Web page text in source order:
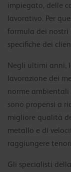
impiegato, delle
lavorativo. Per
formula dei
specifiche dei
Negli ultimi anni,
lavorazione dei
norme ambientali
sono propensi a
migliore qualità
metallo e di
raggiungere
Gli specialisti